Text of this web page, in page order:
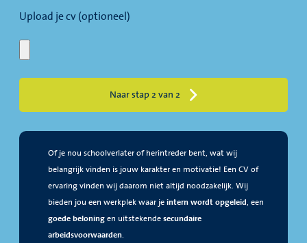
Upload je cv (optioneel)
Naar stap 2 van 2
Of je nou schoolverlater of herintreder bent, wat wij
belangrijk vinden is jouw karakter en motivatie! Een CV of
ervaring vinden wij daarom niet altijd noodzakelijk. Wij
bieden jou een werkplek waar je intern wordt opgeleid, een
goede beloning en uitstekende secundaire
arbeidsvoorwaarden.